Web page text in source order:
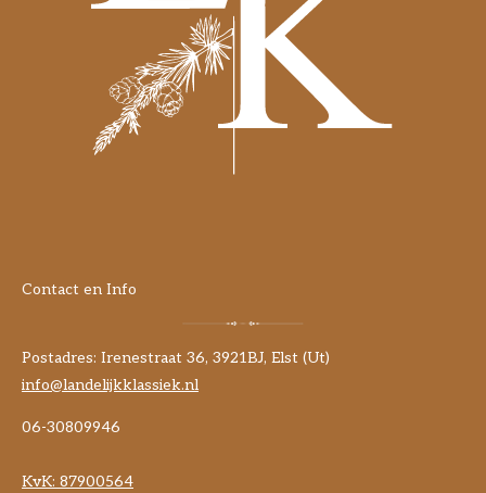
Contact en Info
Postadres: Irenestraat 36, 3921BJ, Elst (Ut)
info@landelijkklassiek.nl
06-30809946
KvK: 87900564